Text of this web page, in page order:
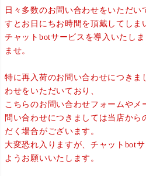
日々多数のお問い合わせをいただ
すとお日にちお時間を頂戴してしま
チャットbotサービスを導入いたし
ませ。
特に再入荷のお問い合わせにつきま
わせをいただいており、
こちらのお問い合わせフォームやメ
問い合わせにつきましては当店か
だく場合がございます。
大変恐れ入りますが、チャットbot
ようお願いいたします。